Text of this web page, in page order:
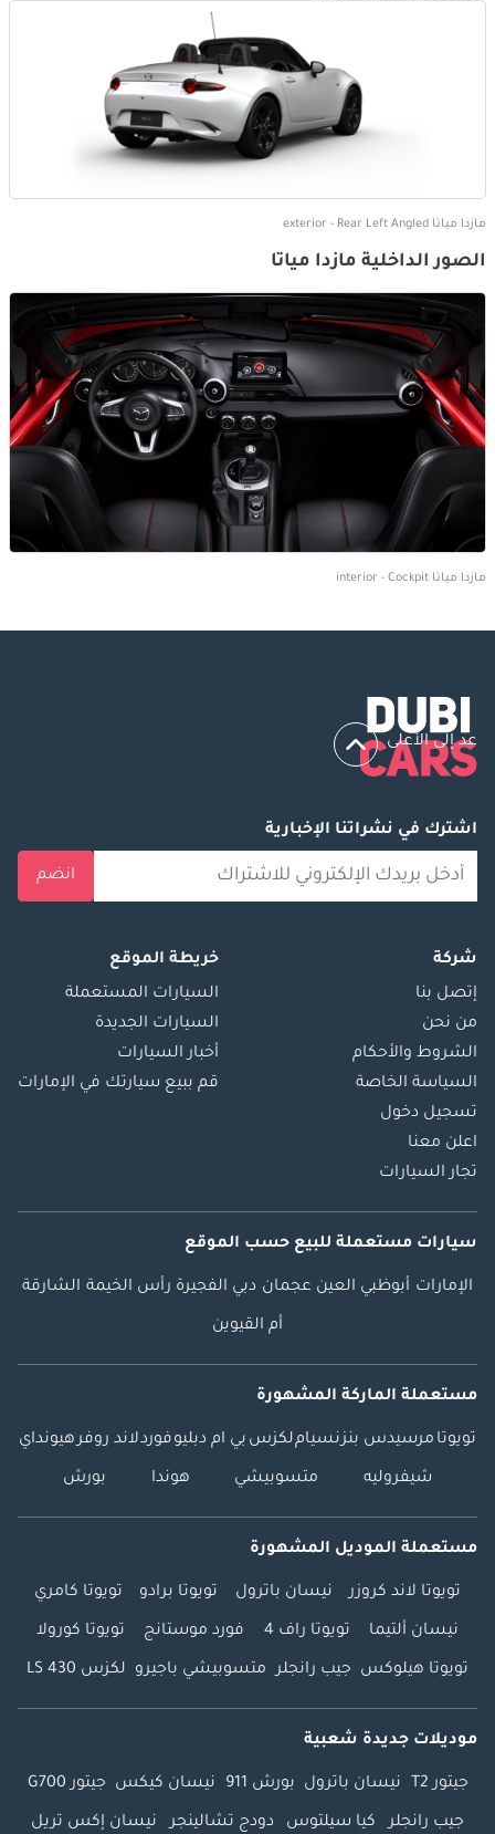
مازدا مياتا exterior - Rear Left Angled
الصور الداخلية مازدا مياتا
مازدا مياتا interior - Cockpit
عد إلى الأعلى
اشترك في نشراتنا الإخبارية
انضم
شركة
إتصل بنا
من نحن
الشروط والأحكام
السياسة الخاصة
تسجيل دخول
اعلن معنا
تجار السيارات
خريطة الموقع
السيارات المستعملة
السيارات الجديدة
أخبار السيارات
قم ببيع سيارتك في الإمارات
سيارات مستعملة للبيع حسب الموقع
الإمارات أبوظبي العين عجمان دبي الفجيرة رأس الخيمة الشارقة
أم القيوين
مستعملة الماركة المشهورة
تويوتا مرسيدس بنزنسياملكزس بي ام دبليوفوردلاند روفرهيونداي
شيفروليه متسوبيشي هوندا بورش
مستعملة الموديل المشهورة
تويوتا لاند كروزر نيسان باترول تويوتا برادو تويوتا كامري
نيسان ألتيما تويوتا راف 4 فورد موستانج تويوتا كورولا
تويوتا هيلوكس جيب رانجلر متسوبيشي باجيرو لكزس LS 430
موديلات جديدة شعبية
جيتور T2 نيسان باترول بورش 911 نيسان كيكس جيتور G700
جيب رانجلر كيا سيلتوس دودج تشالينجر نيسان إكس تريل